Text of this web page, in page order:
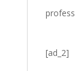
[ad_2]